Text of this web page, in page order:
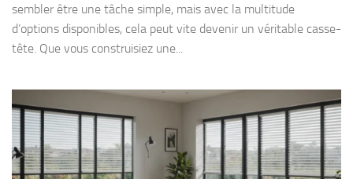
sembler être une tâche simple, mais avec la multitude
d’options disponibles, cela peut vite devenir un véritable casse-
tête. Que vous construisiez une...